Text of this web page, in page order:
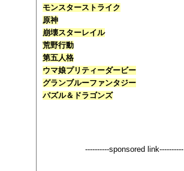
モンスターストライク
原神
崩壊スターレイル
荒野行動
第五人格
ウマ娘プリティーダービー
グランブルーファンタジー
パズル＆ドラゴンズ
----------sponsored link----------